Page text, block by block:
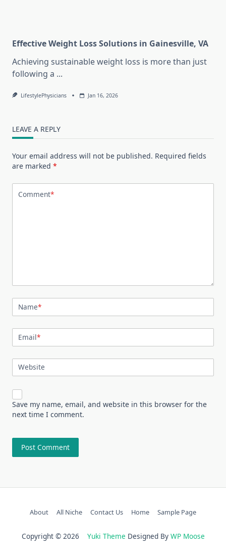
Effective Weight Loss Solutions in Gainesville, VA
Achieving sustainable weight loss is more than just
following a ...
LifestylePhysicians Jan 16, 2026
LEAVE A REPLY
Your email address will not be published. Required fields
are marked *
Comment*
Name*
Email*
Website
Save my name, email, and website in this browser for the
next time I comment.
About All Niche Contact Us Home Sample Page
Copyright © 2026 Yuki Theme Designed By WP Moose